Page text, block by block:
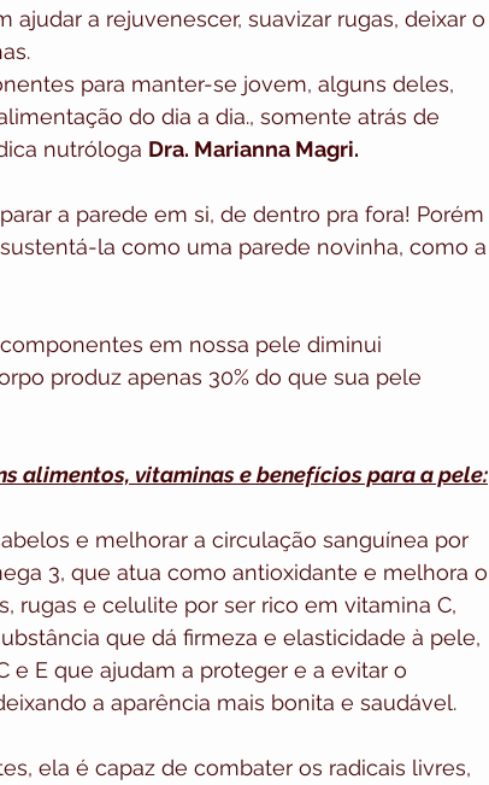
a rejuvenescer, suavizar rugas, deixar o
para manter-se jovem, alguns deles,
do dia a dia., somente atrás de
nutróloga Dra. Marianna Magri.
a parede em si, de dentro pra fora! Porém
la como uma parede novinha, como a
em nossa pele diminui
produz apenas 30% do que sua pele
alimentos, vitaminas e benefícios para a pele:
e melhorar a circulação sanguínea por
3, que atua como antioxidante e melhora o
rugas e celulite por ser rico em vitamina C,
que dá firmeza e elasticidade à pele,
e E que ajudam a proteger e a evitar o
a aparência mais bonita e saudável.
ela é capaz de combater os radicais livres,